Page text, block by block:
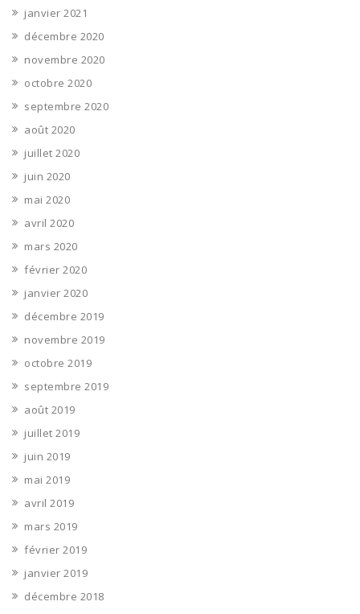
janvier 2021
décembre 2020
novembre 2020
octobre 2020
septembre 2020
août 2020
juillet 2020
juin 2020
mai 2020
avril 2020
mars 2020
février 2020
janvier 2020
décembre 2019
novembre 2019
octobre 2019
septembre 2019
août 2019
juillet 2019
juin 2019
mai 2019
avril 2019
mars 2019
février 2019
janvier 2019
décembre 2018